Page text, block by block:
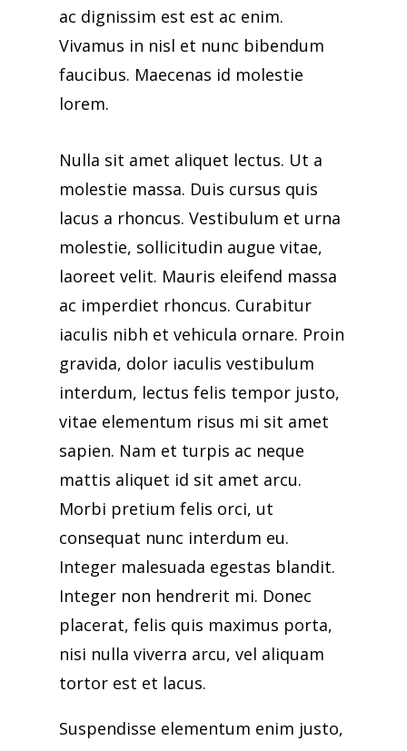
ac dignissim est est ac enim.
Vivamus in nisl et nunc bibendum
faucibus. Maecenas id molestie
lorem.
Nulla sit amet aliquet lectus. Ut a
molestie massa. Duis cursus quis
lacus a rhoncus. Vestibulum et urna
molestie, sollicitudin augue vitae,
laoreet velit. Mauris eleifend massa
ac imperdiet rhoncus. Curabitur
iaculis nibh et vehicula ornare. Proin
gravida, dolor iaculis vestibulum
interdum, lectus felis tempor justo,
vitae elementum risus mi sit amet
sapien. Nam et turpis ac neque
mattis aliquet id sit amet arcu.
Morbi pretium felis orci, ut
consequat nunc interdum eu.
Integer malesuada egestas blandit.
Integer non hendrerit mi. Donec
placerat, felis quis maximus porta,
nisi nulla viverra arcu, vel aliquam
tortor est et lacus.
Suspendisse elementum enim justo,